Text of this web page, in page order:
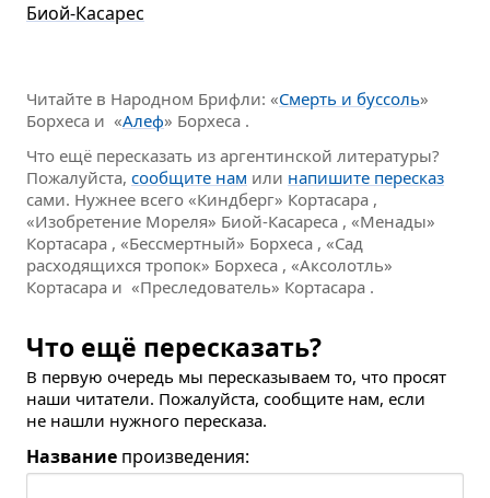
Биой-Касарес
Читайте в Народном Брифли: «Смерть и буссоль»
Борхеса и «Алеф» Борхеса .
Что ещё пересказать из аргентинской литературы?
Пожалуйста, сообщите нам или напишите пересказ
сами. Нужнее всего «Киндберг» Кортасара ,
«Изобретение Мореля» Биой-Касареса , «Менады»
Кортасара , «Бессмертный» Борхеса , «Сад
расходящихся тропок» Борхеса , «Аксолотль»
Кортасара и «Преследователь» Кортасара .
Что ещё пересказать?
В первую очередь мы пересказываем то, что просят
наши читатели. Пожалуйста, сообщите нам, если
не нашли нужного пересказа.
Название произведения: